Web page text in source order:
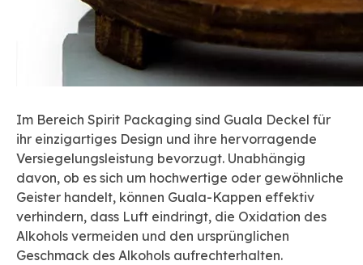
Im Bereich Spirit Packaging sind Guala Deckel für
ihr einzigartiges Design und ihre hervorragende
Versiegelungsleistung bevorzugt. Unabhängig
davon, ob es sich um hochwertige oder gewöhnliche
Geister handelt, können Guala-Kappen effektiv
verhindern, dass Luft eindringt, die Oxidation des
Alkohols vermeiden und den ursprünglichen
Geschmack des Alkohols aufrechterhalten.